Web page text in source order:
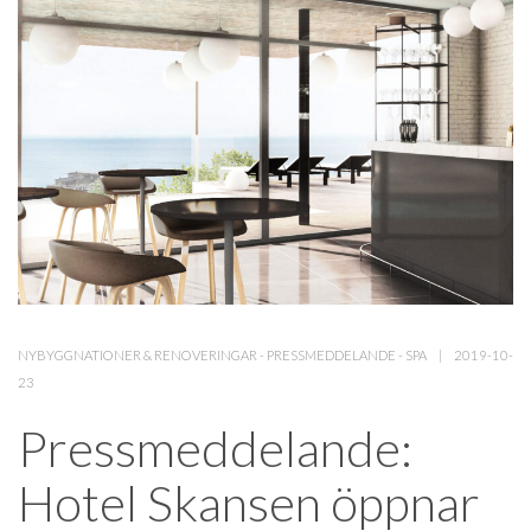
NYBYGGNATIONER & RENOVERINGAR - PRESSMEDDELANDE - SPA
2019-10-
23
Pressmeddelande:
Hotel Skansen öppnar